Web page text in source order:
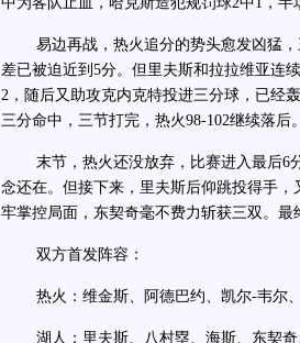
易边再战，热火追分的势头愈发凶猛，
差已被迫近到5分。但里夫斯和拉拉维亚连
2，随后又助攻克内克特投进三分球，已经
三分命中，三节打完，热火98-102继续落后。
末节，热火还没放弃，比赛进入最后6分
念还在。但接下来，里夫斯后仰跳投得手
牢掌控局面，东契奇毫不费力斩获三双。最
双方首发阵容：
热火：维金斯、阿德巴约、凯尔-韦尔、
湖人：里夫斯、八村塁、海斯、东契奇